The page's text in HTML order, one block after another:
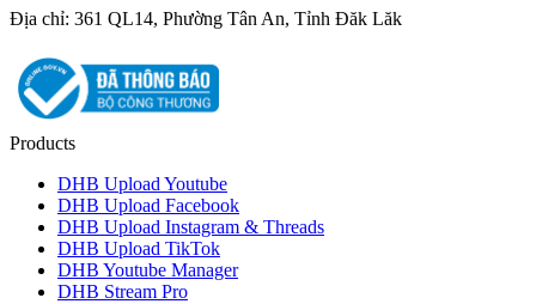
Địa chỉ: 361 QL14, Phường Tân An, Tỉnh Đăk Lăk
Products
DHB Upload Youtube
DHB Upload Facebook
DHB Upload Instagram & Threads
DHB Upload TikTok
DHB Youtube Manager
DHB Stream Pro